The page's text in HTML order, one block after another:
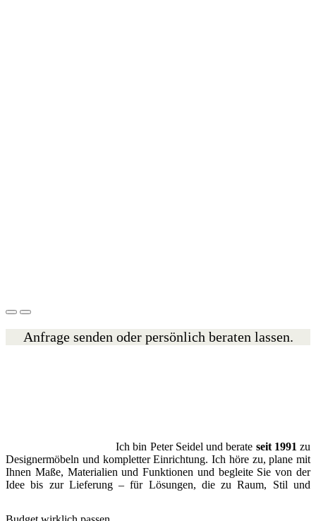
Anfrage senden oder persönlich beraten lassen.
Ich bin Peter Seidel und berate seit 1991 zu
Designermöbeln und kompletter Einrichtung. Ich höre zu, plane mit
Ihnen Maße, Materialien und Funktionen und begleite Sie von der
Idee bis zur Lieferung – für Lösungen, die zu Raum, Stil und